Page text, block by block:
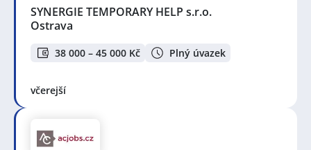
SYNERGIE TEMPORARY HELP s.r.o.
Ostrava
38 000 – 45 000 Kč Plný úvazek
včerejší